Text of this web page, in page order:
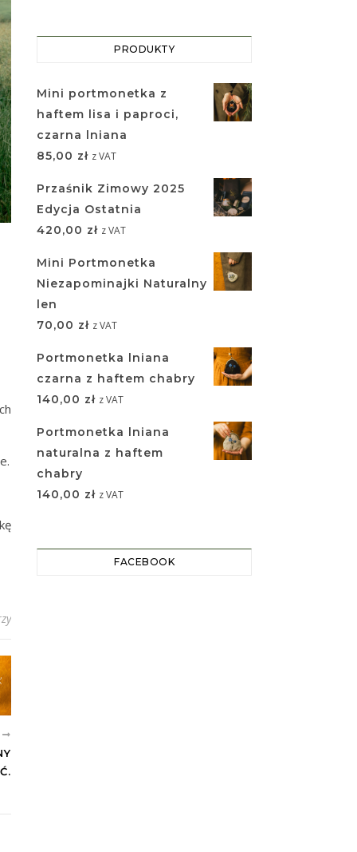
PRODUKTY
Mini portmonetka z
haftem lisa i paproci,
czarna lniana
85,00 zł z VAT
Przaśnik Zimowy 2025
Edycja Ostatnia
420,00 zł z VAT
Mini Portmonetka
Niezapominajki Naturalny
len
70,00 zł z VAT
Portmonetka lniana
czarna z haftem chabry
140,00 zł z VAT
Portmonetka lniana
naturalna z haftem
chabry
140,00 zł z VAT
FACEBOOK